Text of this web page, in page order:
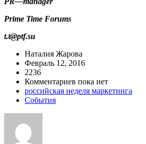
Prime Time Forums
t.t@ptf.su
Наталия Жарова
Февраль 12, 2016
2236
Комментариев пока нет
российская неделя маркетинга
События